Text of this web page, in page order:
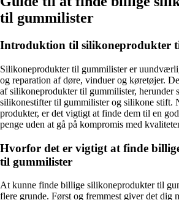
til gummilister
Introduktion til silikoneprodukter
Silikoneprodukter til gummilister er
og reparation af døre, vinduer og køretøjer.
af silikoneprodukter til gummilister, herunder
silikonestifter til gummilister og silikone stift.
produkter, er det vigtigt at finde dem til en
penge uden at gå på kompromis med
Hvorfor det er vigtigt at finde
til gummilister
At kunne finde billige silikoneprodukter til
flere grunde. Først og fremmest giver det dig